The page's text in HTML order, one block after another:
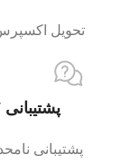
تحویل
پشتیبانی 24/7
پشتیبانی